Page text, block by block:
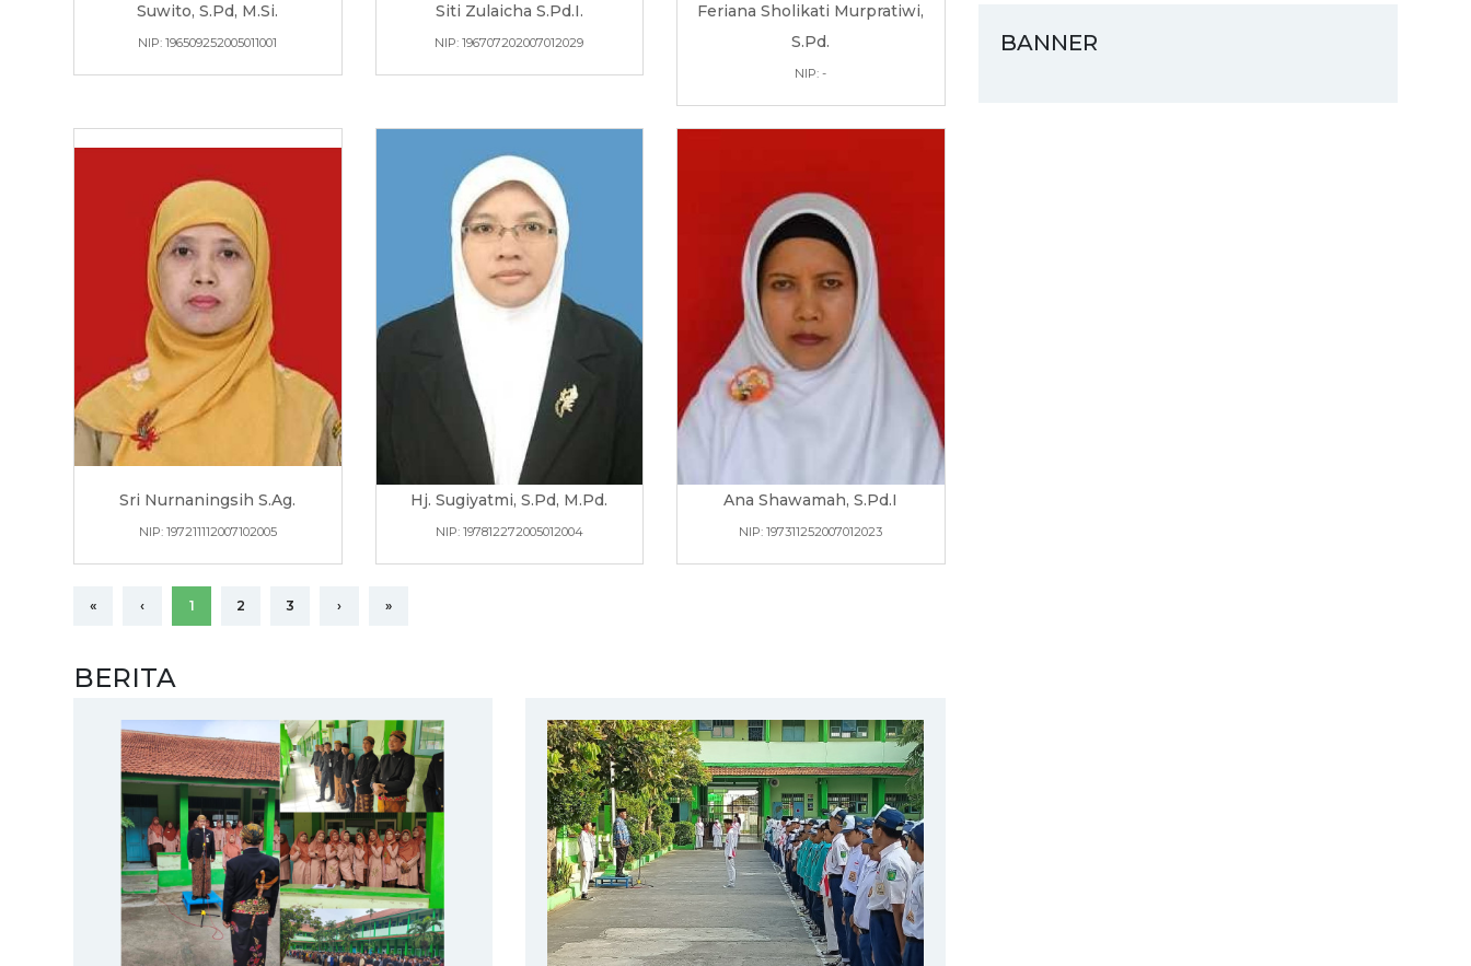
Suwito, S.Pd, M.Si.
NIP: 196509252005011001
Siti Zulaicha S.Pd.I.
NIP: 196707202007012029
Feriana Sholikati Murpratiwi,
S.Pd.
NIP: -
Sri Nurnaningsih S.Ag.
NIP: 197211112007102005
Hj. Sugiyatmi, S.Pd, M.Pd.
NIP: 197812272005012004
Ana Shawamah, S.Pd.I
NIP: 197311252007012023
« ‹ 1 2 3 › »
BERITA
BANNER